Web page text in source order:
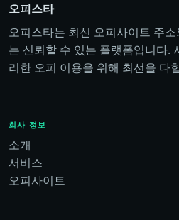
오피스타
오피스타는 최신 오피사이트 주
는 신뢰할 수 있는 플랫폼입니다.
리한 오피 이용을 위해 최선을 다
회사 정보
소개
서비스
오피사이트